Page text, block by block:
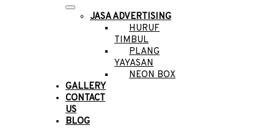
JASA ADVERTISING
HURUF
TIMBUL
PLANG
YAYASAN
NEON BOX
GALLERY
CONTACT
US
BLOG